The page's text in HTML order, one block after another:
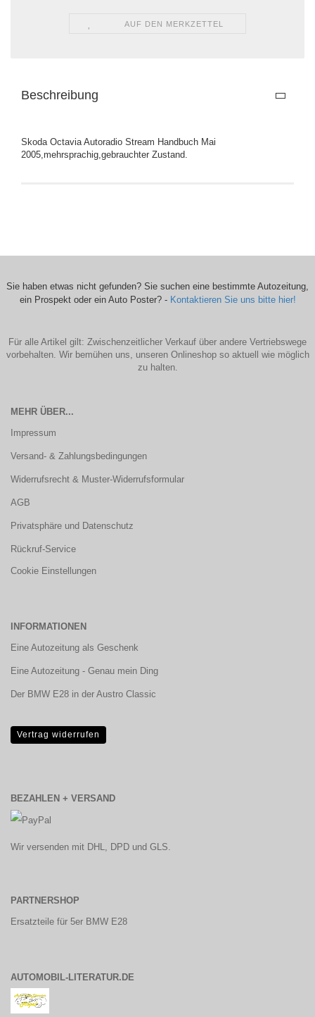
AUF DEN MERKZETTEL
Beschreibung
Skoda Octavia Autoradio Stream Handbuch Mai
2005,mehrsprachig,gebrauchter Zustand.
Sie haben etwas nicht gefunden? Sie suchen eine bestimmte Autozeitung,
ein Prospekt oder ein Auto Poster? - Kontaktieren Sie uns bitte hier!
Für alle Artikel gilt: Zwischenzeitlicher Verkauf über andere Vertriebswege
vorbehalten. Wir bemühen uns, unseren Onlineshop so aktuell wie möglich
zu halten.
MEHR ÜBER...
Impressum
Versand- & Zahlungsbedingungen
Widerrufsrecht & Muster-Widerrufsformular
AGB
Privatsphäre und Datenschutz
Rückruf-Service
Cookie Einstellungen
INFORMATIONEN
Eine Autozeitung als Geschenk
Eine Autozeitung - Genau mein Ding
Der BMW E28 in der Austro Classic
Vertrag widerrufen
BEZAHLEN + VERSAND
Wir versenden mit DHL, DPD und GLS.
PARTNERSHOP
Ersatzteile für 5er BMW E28
AUTOMOBIL-LITERATUR.DE